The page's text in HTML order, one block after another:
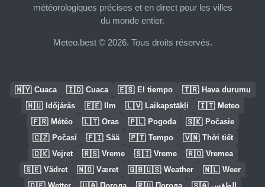
météorologiques précises et en direct pour les villes
du monde entier.
Meteo.best © 2026. Tous droits réservés.
🇲🇾 Cuaca 🇮🇩 Cuaca 🇪🇸 El tiempo 🇹🇷 Hava durumu
🇭🇺 Időjárás 🇪🇪 Ilm 🇱🇻 Laikapstākļi 🇮🇹 Meteo
🇫🇷 Météo 🇱🇹 Oras 🇵🇱 Pogoda 🇸🇰 Počasie
🇨🇿 Počasí 🇫🇮 Sää 🇵🇹 Tempo 🇻🇳 Thời tiết
🇩🇰 Vejret 🇷🇸 Vreme 🇸🇮 Vreme 🇷🇴 Vremea
🇸🇪 Vädret 🇳🇴 Været 🇬🇧🇺🇸 Weather 🇳🇱 Weer